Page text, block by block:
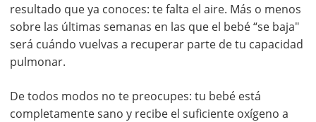
resultado que ya conoces: te falta el aire. Más o menos
sobre las últimas semanas en las que el bebé “se baja"
será cuándo vuelvas a recuperar parte de tu capacidad
pulmonar.
De todos modos no te preocupes: tu bebé está
completamente sano y recibe el suficiente oxígeno a